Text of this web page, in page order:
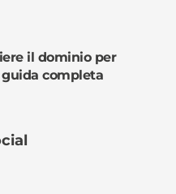
il dominio per
completa